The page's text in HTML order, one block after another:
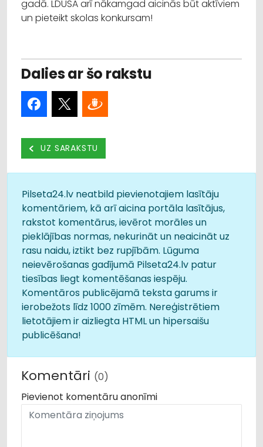
gadā. LDUSA arī nākamgad aicinās būt aktīviem
un pieteikt skolas konkursam!
Dalies ar šo rakstu
UZ SARAKSTU
Pilseta24.lv neatbild pievienotajiem lasītāju
komentāriem, kā arī aicina portāla lasītājus,
rakstot komentārus, ievērot morāles un
pieklājības normas, nekurināt un neaicināt uz
rasu naidu, iztikt bez rupjībām. Lūguma
neievērošanas gadījumā Pilseta24.lv patur
tiesības liegt komentēšanas iespēju.
Komentāros publicējamā teksta garums ir
ierobežots līdz 1000 zīmēm. Nereģistrētiem
lietotājiem ir aizliegta HTML un hipersaišu
publicēšana!
Komentāri (0)
Pievienot komentāru anonīmi